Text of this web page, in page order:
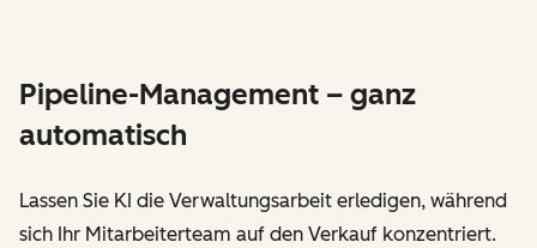
Pipeline-Management – ganz
automatisch
Lassen Sie KI die Verwaltungsarbeit erledigen, während
sich Ihr Mitarbeiterteam auf den Verkauf konzentriert.